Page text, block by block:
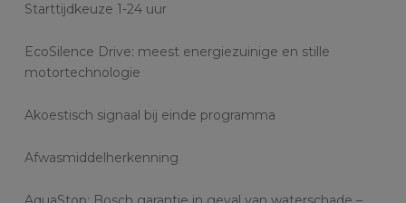
Starttijdkeuze 1-24 uur
EcoSilence Drive: meest energiezuinige en stille
motortechnologie
Akoestisch signaal bij einde programma
Afwasmiddelherkenning